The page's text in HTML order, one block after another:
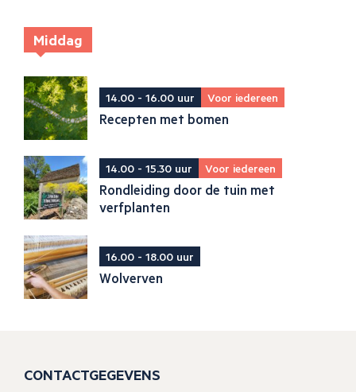
Middag
14.00 - 16.00 uur Voor iedereen
Recepten met bomen
14.00 - 15.30 uur Voor iedereen
Rondleiding door de tuin met
verfplanten
16.00 - 18.00 uur
Wolverven
CONTACTGEGEVENS